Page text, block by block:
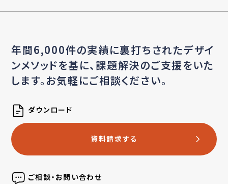
年間6,000件の実績に裏打ちされたデザイ
ンメソッドを基に、課題解決のご支援をいた
します。お気軽にご相談ください。
ダウンロード
資料請求する
ご相談・お問い合わせ